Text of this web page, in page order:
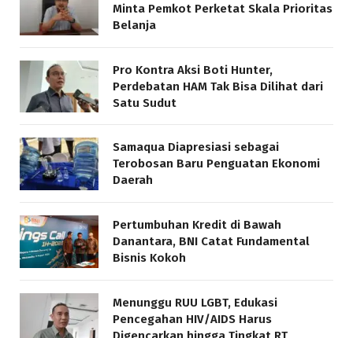
Minta Pemkot Perketat Skala Prioritas
Belanja
Pro Kontra Aksi Boti Hunter,
Perdebatan HAM Tak Bisa Dilihat dari
Satu Sudut
Samaqua Diapresiasi sebagai
Terobosan Baru Penguatan Ekonomi
Daerah
Pertumbuhan Kredit di Bawah
Danantara, BNI Catat Fundamental
Bisnis Kokoh
Menunggu RUU LGBT, Edukasi
Pencegahan HIV/AIDS Harus